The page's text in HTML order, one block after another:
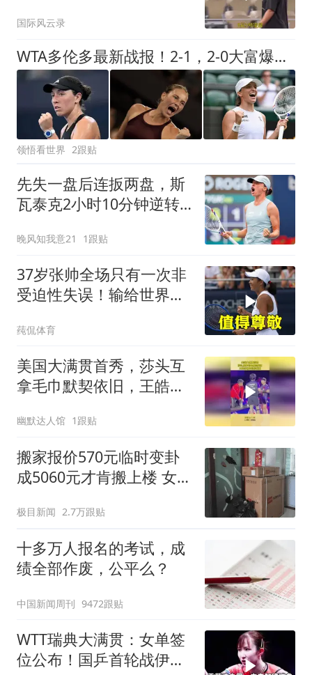
国际风云录
WTA多伦多最新战报！2-1，2-0大富爆冷，斯瓦泰克逆转，8强出2席
领悟看世界 2跟贴
先失一盘后连扳两盘，斯
瓦泰克2小时10分钟逆转
晚风知我意21 1跟贴
37岁张帅全场只有一次非
受迫性失误！输给世界第
莼侃体育
美国大满贯首秀，莎头互
拿毛巾默契依旧，王皓当
幽默达人馆 1跟贴
搬家报价570元临时变卦
成5060元才肯搬上楼 女子
极目新闻 2.7万跟贴
十多万人报名的考试，成
绩全部作废，公平么？
中国新闻周刊 9472跟贴
WTT瑞典大满贯：女单签
位公布！国乒首轮战伊